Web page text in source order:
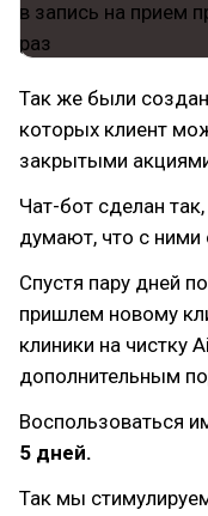
Так же были
которых клиент
закрытыми
Чат-бот сделан
думают, что с ними
Спустя пару дней
пришлем новому
клиники на чистку
дополнительным
Воспользоваться
5 дней.
Так мы